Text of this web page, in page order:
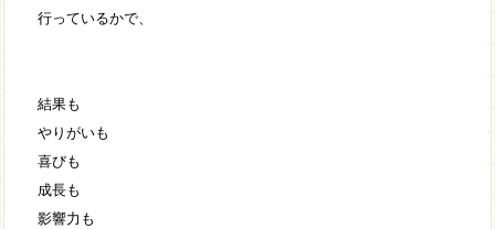
行っているかで、
結果も
やりがいも
喜びも
成長も
影響力も